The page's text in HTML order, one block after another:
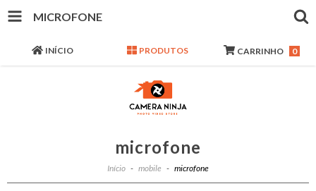
MICROFONE
INÍCIO PRODUTOS CARRINHO 0
microfone
Início - mobile - microfone